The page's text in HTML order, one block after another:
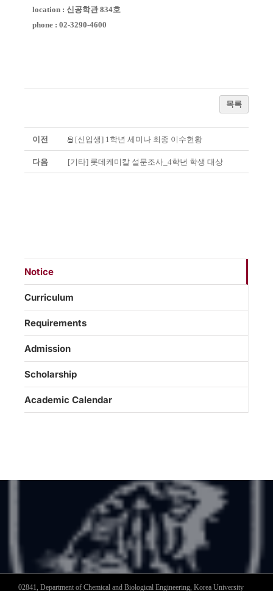
location : 신공학관834호
phone : 02-3290-4600
목록
이전 [신입생] 1학년 세미나 최종 이수현황
다음 [기타] 롯데케미칼 설문조사_4학년 학생 대상
Notice
Curriculum
Requirements
Admission
Scholarship
Academic Calendar
02841, Department of Chemical and Biological Engineering, Korea University